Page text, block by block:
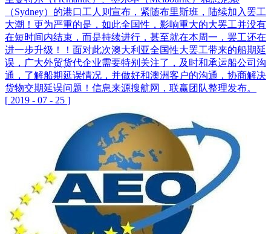
（Sydney）的港口工人则宣布，紧随布里斯班，陆续加入罢工
大潮！更为严重的是，如此全国性，影响重大的大罢工并没有
在短时间内结束，而是持续进行，甚至就在本周一，罢工还在
进一步升级！！面对此次澳大利亚全国性大罢工带来的船期延
误，广大外贸货代企业需要特别关注了，及时和承运船公司沟
通，了解船期延误情况，并做好和澳洲客户的沟通，协商解决
货物交期延误问题！信息来源搜航网，联赢团队整理发布。
[ 2019 - 07 - 25 ]